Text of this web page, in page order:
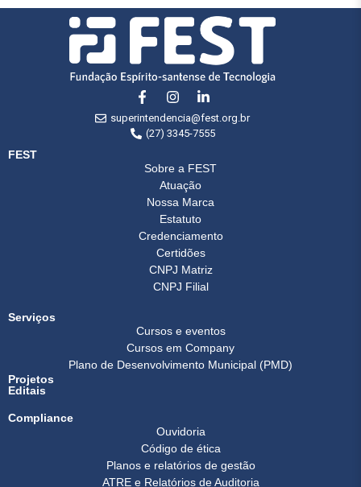
superintendencia@fest.org.br
(27) 3345-7555
FEST
Sobre a FEST
Atuação
Nossa Marca
Estatuto
Credenciamento
Certidões
CNPJ Matriz
CNPJ Filial
Serviços
Cursos e eventos
Cursos em Company
Plano de Desenvolvimento Municipal (PMD)
Projetos
Editais
Compliance
Ouvidoria
Código de ética
Planos e relatórios de gestão
ATRE e Relatórios de Auditoria